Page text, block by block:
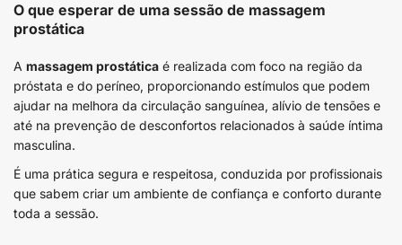
O que esperar de uma sessão de massagem
prostática
A massagem prostática é realizada com foco na região da
próstata e do períneo, proporcionando estímulos que podem
ajudar na melhora da circulação sanguínea, alívio de tensões e
até na prevenção de desconfortos relacionados à saúde íntima
masculina.
É uma prática segura e respeitosa, conduzida por profissionais
que sabem criar um ambiente de confiança e conforto durante
toda a sessão.